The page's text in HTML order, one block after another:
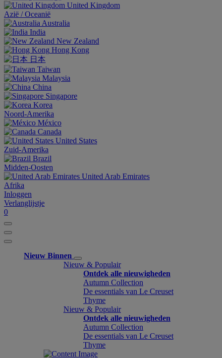
United Kingdom
Aziё / Oceaniё
Australia
India
New Zealand
Hong Kong
日本
Taiwan
Malaysia
China
Singapore
Korea
Noord-Amerika
México
Canada
United States
Zuid-Amerika
Brazil
Midden-Oosten
United Arab Emirates
Afrika
Inloggen
Verlanglijstje
0
Nieuw Binnen
Nieuw & Populair
Ontdek alle nieuwigheden
Autumn Collection
De essentials van Le Creuset
Thyme
Nieuw & Populair
Ontdek alle nieuwigheden
Autumn Collection
De essentials van Le Creuset
Thyme